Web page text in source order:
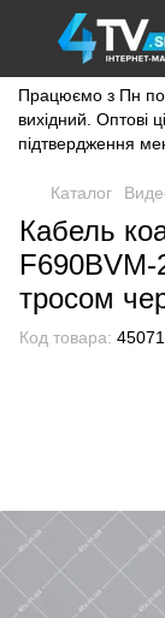
Працюємо з Пн
вихідний. Оптові
підтвердження
Каталог
Кабель
тросом
Код товара: 45071